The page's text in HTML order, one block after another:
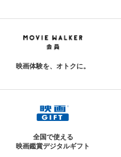
映画体験を、オトクに。
全国で使える
映画鑑賞デジタルギフト